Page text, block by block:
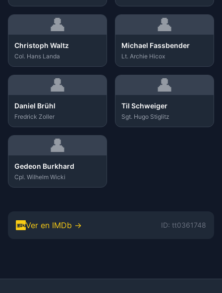
👤
Christoph Waltz
Col. Hans Landa
👤
Michael Fassbender
Lt. Archie Hicox
👤
Daniel Brühl
Fredrick Zoller
👤
Til Schweiger
Sgt. Hugo Stiglitz
👤
Gedeon Burkhard
Cpl. Wilhelm Wicki
Ver en IMDb → ID: tt0361748